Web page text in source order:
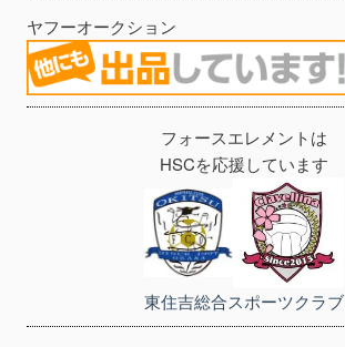
ヤフーオークション
フォースエレメントは
HSCを応援しています
東住吉総合スポーツクラブ